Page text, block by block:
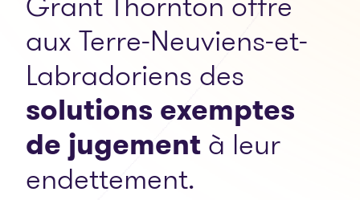
aux Terre-Neuviens-et-
Labradoriens des
solutions exemptes
de jugementà leur
endettement.